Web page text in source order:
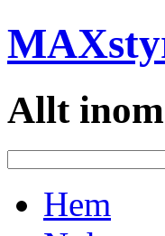
Allt
Hem